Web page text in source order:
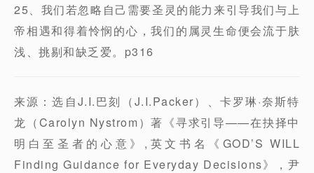
25、我们若忽略自己需要圣灵的能力来引导我们与上
帝相遇和得着怜悯的心，我们的属灵生命便会流于肤
浅、挑剔和缺乏爱。p316
来源：选自J.I.巴刻（J.I.Packer）、卡罗琳·奈斯特
龙（Carolyn Nystrom）著《寻求引导——在抉择中
明白至圣者的心意》,英文书名《GOD’S WILL
Finding Guidance for Everyday Decisions》，尹